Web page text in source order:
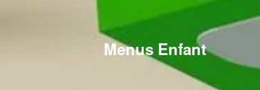
Menus Enfant